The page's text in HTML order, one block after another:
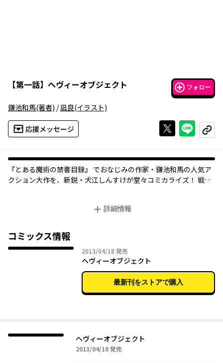
【第一話】 ヘヴィーオブジェクト フォロー
鎌池和馬(著者) /凪良(イラスト)
応援メッセージ Xで投稿する
ライン
コピー
『とある魔術の禁書目録』 でおなじみの作家・鎌池和馬の人気ア
クション大作を、新鋭・犬江しんすけが堂々コミカライズ！ 戦争
詳細情報
コミックス情報
2013/04/18 2013年04月18日
発売
ヘヴィーオブジェクト
最新刊をストアで購入
ヘヴィーオブジェクト
2013/04/182013年04月18日
発売